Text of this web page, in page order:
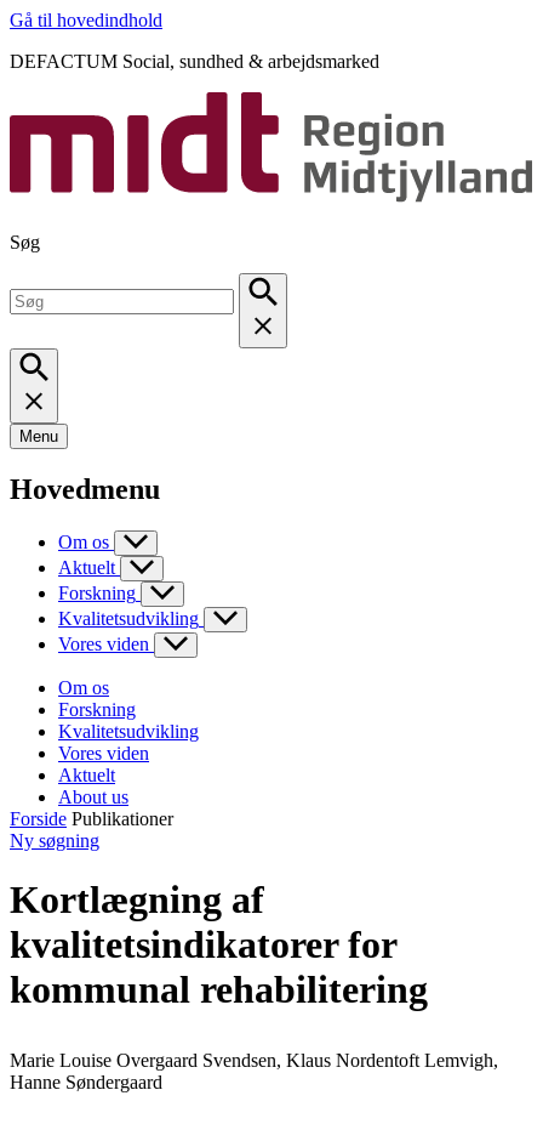
Gå til hovedindhold
DEFACTUM Social, sundhed & arbejdsmarked
Søg
Menu
Hovedmenu
Om os
Aktuelt
Forskning
Kvalitetsudvikling
Vores viden
Om os
Forskning
Kvalitetsudvikling
Vores viden
Aktuelt
About us
Forside Publikationer
Ny søgning
Kortlægning af
kvalitetsindikatorer for
kommunal rehabilitering
Marie Louise Overgaard Svendsen, Klaus Nordentoft Lemvigh,
Hanne Søndergaard